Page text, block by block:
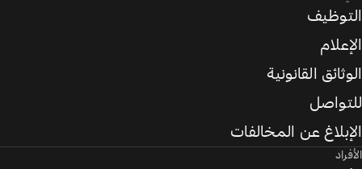
التوظيف
الإعلام
الوثائق القانونية
للتواصل
الإبلاغ عن المخالفات
الأفراد